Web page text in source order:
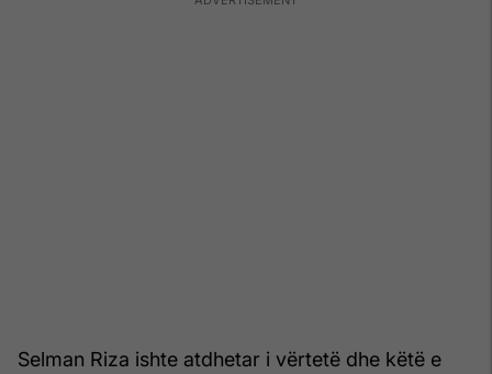
Selman Riza ishte atdhetar i vërtetë dhe këtë e